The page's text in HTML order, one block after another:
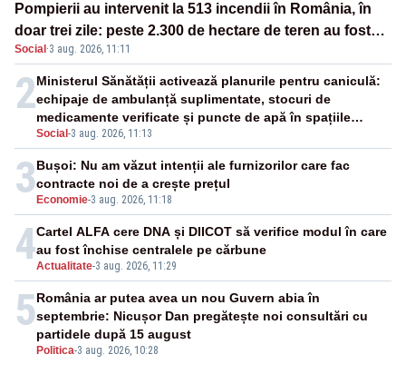
Pompierii au intervenit la 513 incendii în România, în
doar trei zile: peste 2.300 de hectare de teren au fost
afectate
Social ·3 aug. 2026, 11:11
2
Social -3 aug. 2026, 11:13
Ministerul Sănătății activează planurile pentru caniculă:
echipaje de ambulanță suplimentate, stocuri de
medicamente verificate și puncte de apă în spațiile
publice
3 Economie-3 aug. 2026, 11:18
Bușoi: Nu am văzut intenții ale furnizorilor care fac
contracte noi de a crește prețul
4Actualitate-3 aug. 2026, 11:29
Cartel ALFA cere DNA și DIICOT să verifice modul în care
au fost închise centralele pe cărbune
5
Politica-3 aug. 2026, 10:28
România ar putea avea un nou Guvern abia în
septembrie: Nicușor Dan pregătește noi consultări cu
partidele după 15 august